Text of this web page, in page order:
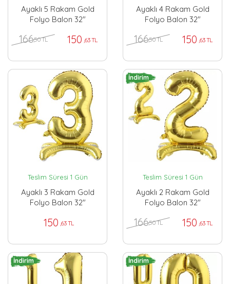
Ayaklı 5 Rakam Gold
Folyo Balon 32"
166,50 TL 150 ,63 TL
Ayaklı 4 Rakam Gold
Folyo Balon 32"
166,50 TL 150 ,63 TL
Teslim Süresi 1 Gün
Ayaklı 3 Rakam Gold
Folyo Balon 32"
150 ,63 TL
İndirim
Teslim Süresi 1 Gün
Ayaklı 2 Rakam Gold
Folyo Balon 32"
166,50 TL 150 ,63 TL
İndirim İndirim